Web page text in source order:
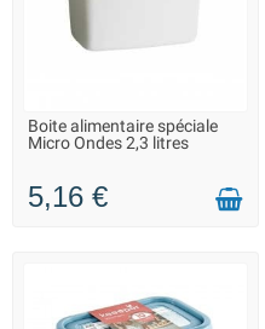
LIVRAISON 2 À 3 JOURS
Boite alimentaire spéciale
Micro Ondes 2,3 litres
5,16 €